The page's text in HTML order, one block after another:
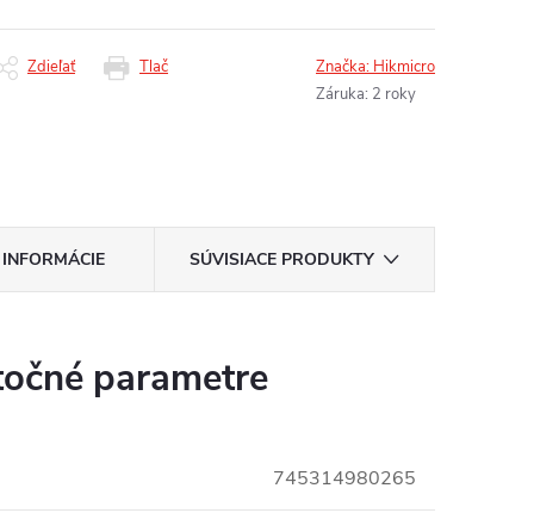
Tlač
Zdieľať Značka: Hikmicro
Záruka: 2 roky
SÚVISIACE PRODUKTY
parametre
745314980265